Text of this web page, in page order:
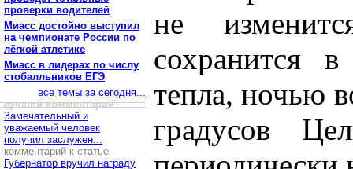
проверки водителей
Миасс достойно выступил
на чемпионате России по
лёгкой атлетике
Миасс в лидерах по числу
стобалльников ЕГЭ
все темы за сегодня...
лучший комментарий
Замечательный и
уважаемый человек
получил заслужен...
комментарий к статье
Губернатор вручил награду
не
сохранится
тепла, ночью
градусов